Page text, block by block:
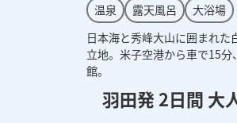
温泉 露天風呂
大浴場
日本海と秀峰大山に囲まれた
立地。米子空港から車で15
館。
羽田発 2日間 大